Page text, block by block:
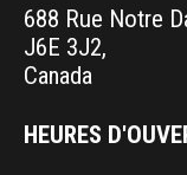
688 Rue Notre
J6E 3J2,
Canada
HEURES